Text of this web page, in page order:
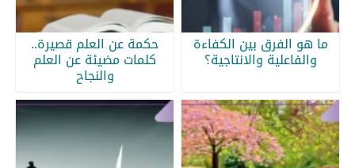
ما هو الفرق بين الكفاءة
والفاعلية والانتاجية؟
حكمة عن العلم قصيرة..
كلمات مضيئة عن العلم
والنجاح